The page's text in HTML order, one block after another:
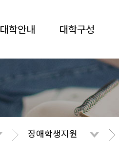
대학안내 대학구성
장애학생지원